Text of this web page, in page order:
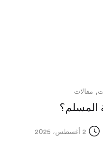
, مقالات
المسلم؟
2 أغسطس، 2025